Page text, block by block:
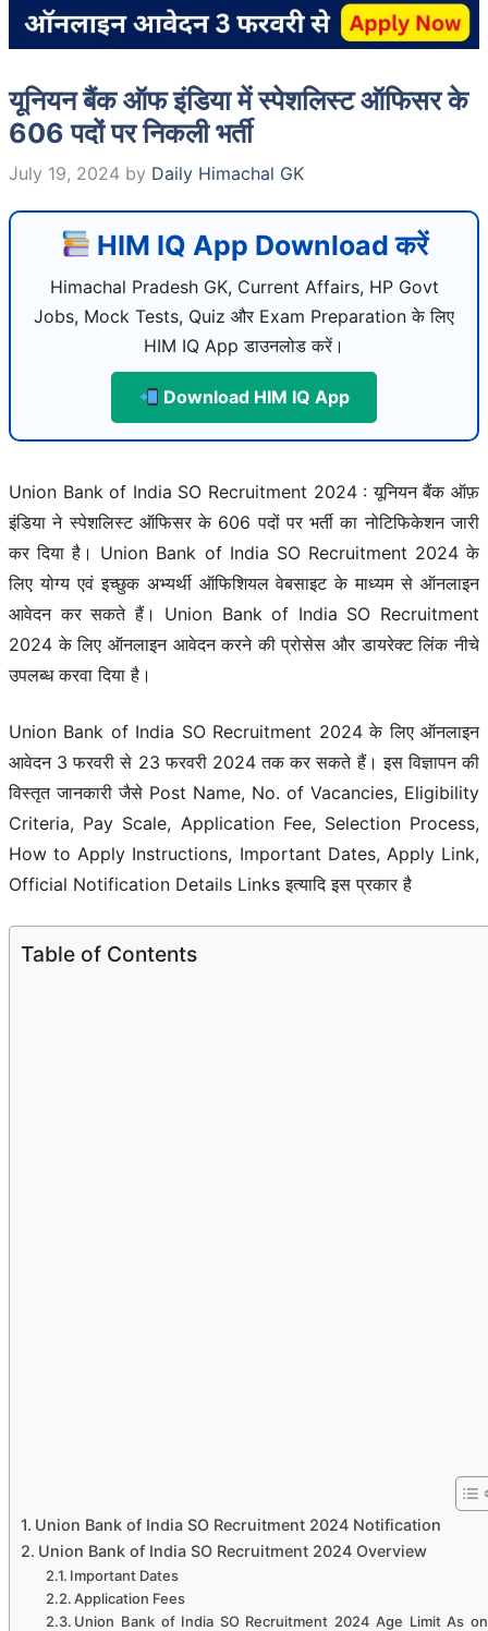
यूनियन बैंक ऑफ इंडिया में स्पेशलिस्ट ऑफिसर के
606 पदों पर निकली भर्ती
July 19, 2024 by Daily Himachal GK
HIM IQ App Download करें
Himachal Pradesh GK, Current Affairs, HP Govt
Jobs, Mock Tests, Quiz और Exam Preparation के लिए
HIM IQ App डाउनलोड करें।
Download HIM IQ App
Union Bank of India SO Recruitment 2024 : यूनियन बैंक ऑफ़
इंडिया ने स्पेशलिस्ट ऑफिसर के 606 पदों पर भर्ती का नोटिफिकेशन जारी
कर दिया है। Union Bank of India SO Recruitment 2024 के
लिए योग्य एवं इच्छुक अभ्यर्थी ऑफिशियल वेबसाइट के माध्यम से ऑनलाइन
आवेदन कर सकते हैं। Union Bank of India SO Recruitment
2024 के लिए ऑनलाइन आवेदन करने की प्रोसेस और डायरेक्ट लिंक नीचे
उपलब्ध करवा दिया है।
Union Bank of India SO Recruitment 2024 के लिए ऑनलाइन
आवेदन 3 फरवरी से 23 फरवरी 2024 तक कर सकते हैं। इस विज्ञापन की
विस्तृत जानकारी जैसे Post Name, No. of Vacancies, Eligibility
Criteria, Pay Scale, Application Fee, Selection Process,
How to Apply Instructions, Important Dates, Apply Link,
Official Notification Details Links इत्यादि इस प्रकार है
Table of Contents
Union Bank of India SO Recruitment 2024 Notification
Union Bank of India SO Recruitment 2024 Overview
Important Dates
Application Fees
Union Bank of India SO Recruitment 2024 Age Limit As on